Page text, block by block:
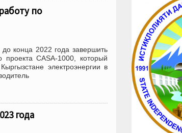
по
конца 2022 года завершить
проекта CASA-1000, который
электроэнергии в
года